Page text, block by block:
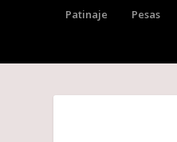
Patinaje Pesas